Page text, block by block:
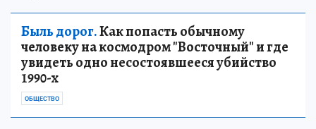
Быль дорог.Как попасть обычному
человеку на космодром "Восточный" и где
увидеть одно несостоявшееся убийство
1990-х
ОБЩЕСТВО